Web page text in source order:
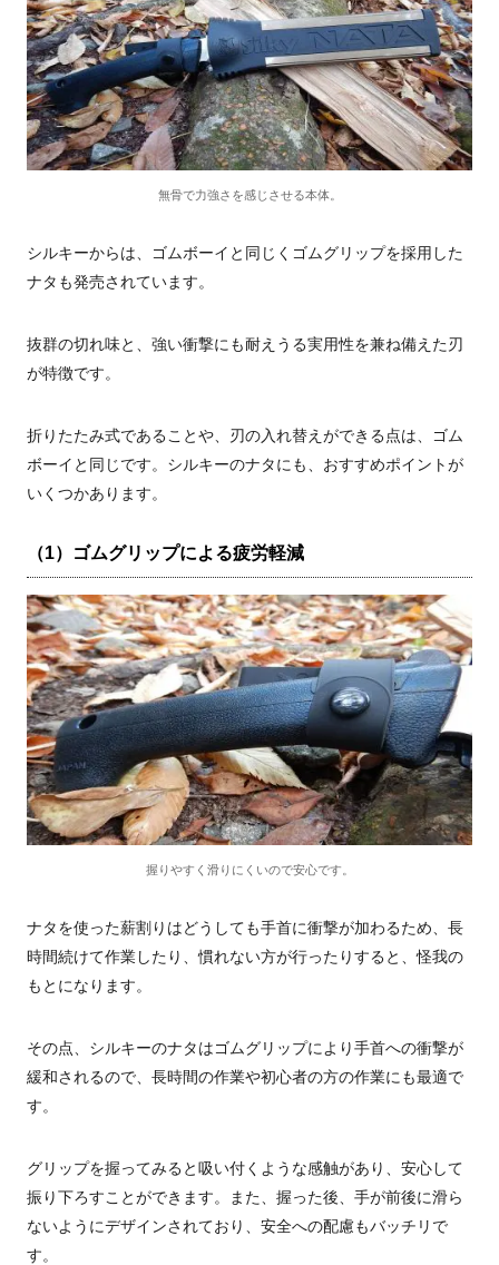
無骨で力強さを感じさせる本体。
シルキーからは、ゴムボーイと同じくゴムグリップを採用した
ナタも発売されています。
抜群の切れ味と、強い衝撃にも耐えうる実用性を兼ね備えた刃
が特徴です。
折りたたみ式であることや、刃の入れ替えができる点は、ゴム
ボーイと同じです。シルキーのナタにも、おすすめポイントが
いくつかあります。
（1）ゴムグリップによる疲労軽減
握りやすく滑りにくいので安心です。
ナタを使った薪割りはどうしても手首に衝撃が加わるため、長
時間続けて作業したり、慣れない方が行ったりすると、怪我の
もとになります。
その点、シルキーのナタはゴムグリップにより手首への衝撃が
緩和されるので、長時間の作業や初心者の方の作業にも最適で
す。
グリップを握ってみると吸い付くような感触があり、安心して
振り下ろすことができます。また、握った後、手が前後に滑ら
ないようにデザインされており、安全への配慮もバッチリで
す。